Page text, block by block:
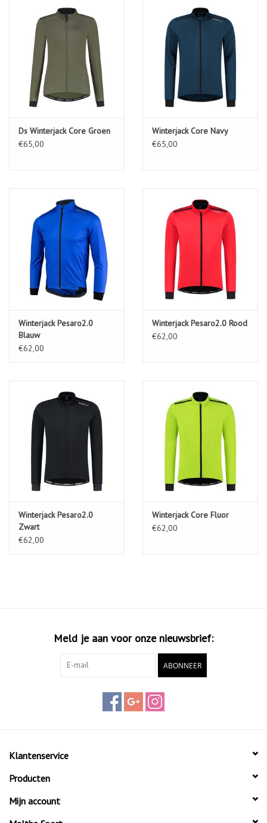
Ds Winterjack Core Groen
€65,00
Winterjack Core Navy
€65,00
Winterjack Pesaro2.0
Blauw
€62,00
Winterjack Pesaro2.0 Rood
€62,00
Winterjack Pesaro2.0
Zwart
€62,00
Winterjack Core Fluor
€62,00
Meld je aan voor onze nieuwsbrief:
ABONNEER
Klantenservice
Producten
Mijn account